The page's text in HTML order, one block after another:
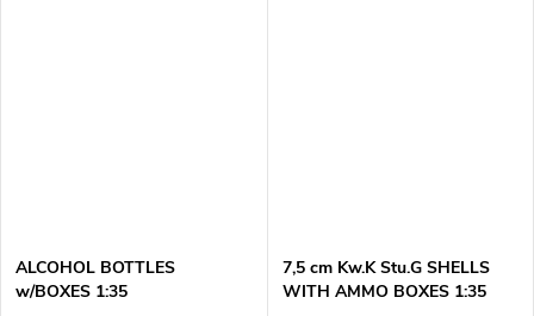
ALCOHOL BOTTLES
w/BOXES 1:35
7,5 cm Kw.K Stu.G SHELLS
WITH AMMO BOXES 1:35